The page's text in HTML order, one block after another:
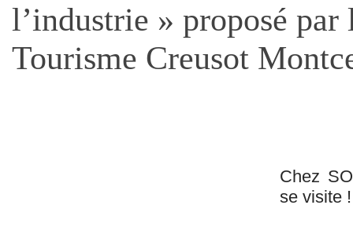
l’industrie » proposé par
Tourisme Creusot
Chez
se visite !